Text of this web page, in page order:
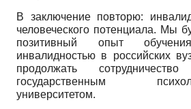
В заключение повторю:
человеческого потенциала. Мы
позитивный опыт
инвалидностью в российских
продолжать
государственным
университетом.